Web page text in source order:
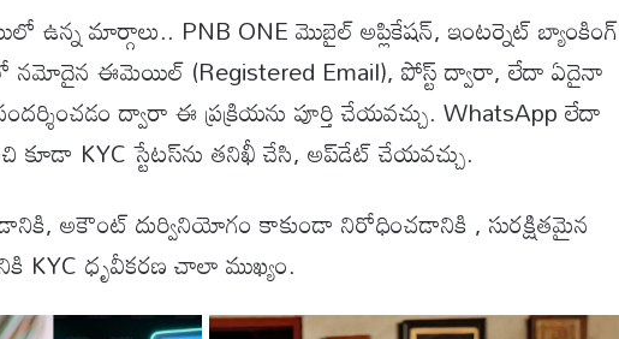
ఉన్న మార్గాలు.. PNB ONE మొబైల్ అప్లికేషన్, ఇంటర్నెట్ బ్యాంకింగ్
నమోదైన ఈమెయిల్ (Registered Email), పోస్ట్ ద్వారా, లేదా ఏదైనా
ద్వారా ఈ ప్రక్రియను పూర్తి చేయవచ్చు. WhatsApp లేదా
KYC స్టేటస్‌ను తనిఖీ చేసి, అప్‌డేట్ చేయవచ్చు.
అకౌంట్ దుర్వినియోగం కాకుండా నిరోధించడానికి , సురక్షితమైన
KYC ధృవీకరణ చాలా ముఖ్యం.